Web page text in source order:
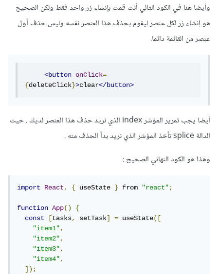
وأيضا هنا في الكود التالي أنت قمت بإنشاء زر واحد فقط ولكن الصحيح
هو إنشاء زر لكل عنصر ليقوم بحذف هذا العنصر نفسه وليس حذف أول
عنصر من القائمة دائما.
<button onClick=
{deleteClick}>clear</button>
أيضا يجب تمرير المؤشر index الذي نريد حذف هذا العنصر لديك . حيث
الدالة splice تأخذ المؤشر الذي نريد بدأ الحذف منه .
وهذا هو الكود النهائي الصحيح
import React, { useState } from "react";
function App()
{
const
[tasks, setTask] = useState([
"item1",
"item2",
"item3",
"item4",
]);